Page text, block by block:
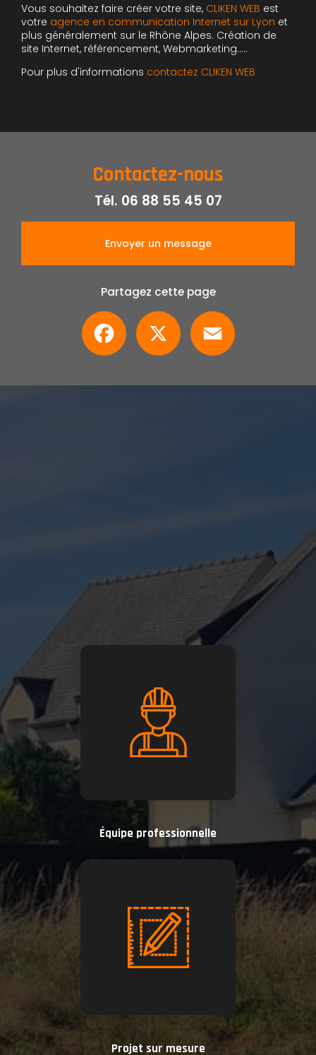
Vous souhaitez faire créer votre site, CLIKEN WEB est
votre agence en communication Internet sur Lyon et
plus généralement sur le Rhône Alpes. Création de
site Internet, référencement, Webmarketing…..
Pour plus d'informations contactez CLIKEN WEB
Contactez-nous
Tél. 06 88 55 45 07
Envoyer un message
Partagez cette page
Facebook
Équipe professionnelle
Projet sur mesure